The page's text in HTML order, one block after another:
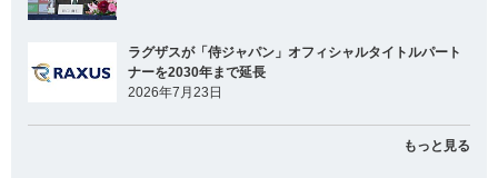
ラグザスが「侍ジャパン」オフィシャルタイトルパート
ナーを2030年まで延長
2026年7月23日
もっと見る